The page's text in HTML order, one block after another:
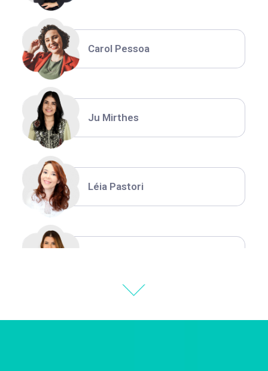
Carol Pessoa
Ju Mirthes
Léia Pastori